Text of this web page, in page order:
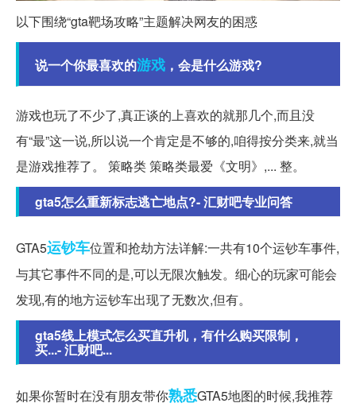
以下围绕“gta靶场攻略”主题解决网友的困惑
说一个你最喜欢的游戏 ，会是什么游戏?
游戏也玩了不少了,真正谈的上喜欢的就那几个,而且没
有“最”这一说,所以说一个肯定是不够的,咱得按分类来,就当
是游戏推荐了。 策略类 策略类最爱《文明》,... 整。
gta5怎么重新标志逃亡地点?- 汇财吧专业问答
GTA5运钞车位置和抢劫方法详解:一共有10个运钞车事件,
与其它事件不同的是,可以无限次触发。细心的玩家可能会
发现,有的地方运钞车出现了无数次,但有。
gta5线上模式怎么买直升机，有什么购买限制，
买...- 汇财吧...
如果你暂时在没有朋友带你熟悉GTA5地图的时候,我推荐